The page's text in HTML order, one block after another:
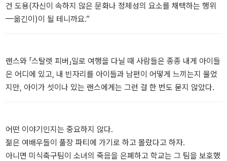
건 도용(자신이 속하지 않은 문화나 정체성의 요소를 채택하는 행위
—옮긴이)이 될 테니까요.”
랜스와 「스탈렛 피버」일로 여행을 다닐 때 사람들은 종종 내게 아이들
은 어디에 있고, 내 빈자리를 아이들과 남편이 어떻게 느끼는지 물었
지만, 아이가 셋이나 있는 랜스에게는 그런 걸 한 번도 묻지 않았다.
어떤 이야기인지는 중요하지 않다.
젊은 여배우들이 풀장 파티에 가기로 하고 몰랐다고 하자.
아니면 미식축구팀이 소녀의 죽음을 은폐하고 학교는 그 팀을 보호했